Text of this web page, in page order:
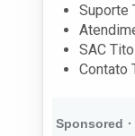
Suporte
SAC
Contato